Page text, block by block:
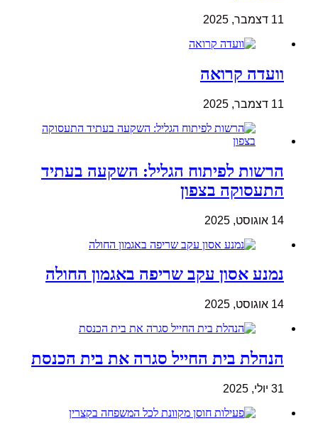
11 דצמבר, 2025
וועדה קרואה
11 דצמבר, 2025
הרשות לפיתוח הגליל: השקעה בעתיד
התעסוקה בצפון
14 אוגוסט, 2025
נמנע אסון עקב שריפה באגמון החולה
14 אוגוסט, 2025
הנהלת בית החייל סגרה את בית הכנסת
31 יולי, 2025